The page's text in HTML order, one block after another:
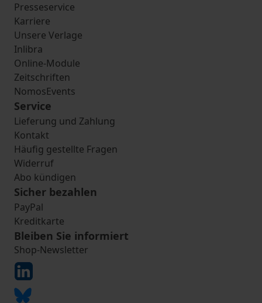
Presseservice
Karriere
Unsere Verlage
Inlibra
Online-Module
Zeitschriften
NomosEvents
Service
Lieferung und Zahlung
Kontakt
Häufig gestellte Fragen
Widerruf
Abo kündigen
Sicher bezahlen
PayPal
Kreditkarte
Bleiben Sie informiert
Shop-Newsletter